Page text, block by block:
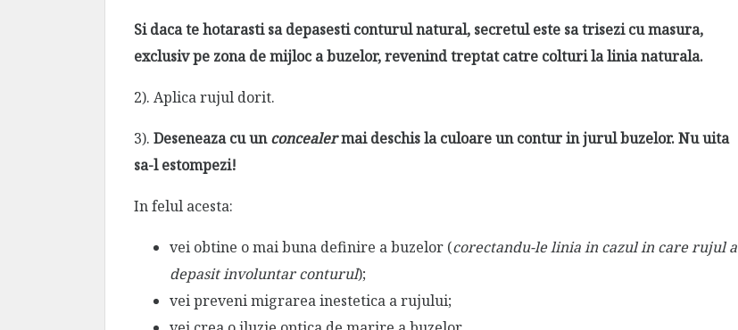
Si daca te hotarasti sa depasesti conturul natural, secretul este sa trisezi cu masura,
exclusiv pe zona de mijloc a buzelor, revenind treptat catre colturi la linia naturala.
2). Aplica rujul dorit.
3). Deseneaza cu un concealermai deschis la culoare un conturin jurul buzelor. Nu uita
sa-l estompezi!
In felul acesta:
vei obtine o mai buna definire a buzelor (corectandu-le liniain cazul in care rujul a
depasit involuntar conturul);
vei preveni migrarea inestetica a rujului;